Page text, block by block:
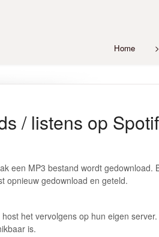
Home
/ listens op
een MP3 bestand wordt gedownload.
opnieuw gedownload en geteld.
het vervolgens op hun eigen
is.